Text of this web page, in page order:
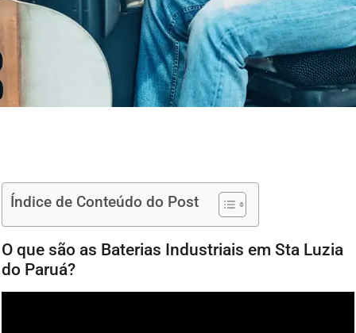
Índice de Conteúdo do Post
O que são as Baterias Industriais em Sta Luzia
do Paruá?